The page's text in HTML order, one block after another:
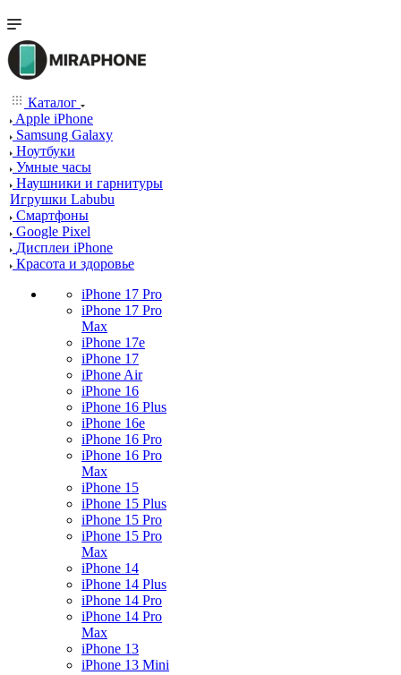
Каталог
Apple iPhone
Samsung Galaxy
Ноутбуки
Умные часы
Наушники и гарнитуры
Игрушки Labubu
Смартфоны
Google Pixel
Дисплеи iPhone
Красота и здоровье
iPhone 17 Pro
iPhone 17 Pro
Max
iPhone 17e
iPhone 17
iPhone Air
iPhone 16
iPhone 16 Plus
iPhone 16e
iPhone 16 Pro
iPhone 16 Pro
Max
iPhone 15
iPhone 15 Plus
iPhone 15 Pro
iPhone 15 Pro
Max
iPhone 14
iPhone 14 Plus
iPhone 14 Pro
iPhone 14 Pro
Max
iPhone 13
iPhone 13 Mini